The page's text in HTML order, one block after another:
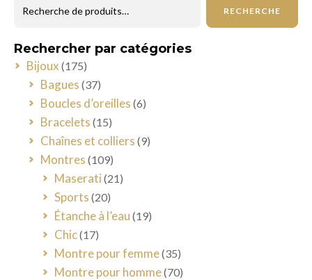
Recherche
RECHERCHE
Rechercher par catégories
Bijoux (175)
Bagues (37)
Boucles d’oreilles (6)
Bracelets (15)
Chaînes et colliers (9)
Montres (109)
Maserati (21)
Sports (20)
Étanche à l’eau (19)
Chic(17)
Montre pour femme(35)
Montre pour homme(70)